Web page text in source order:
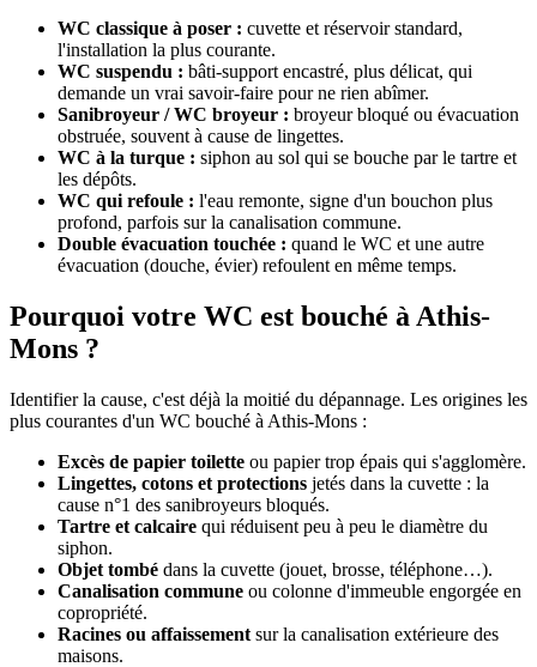
WC classique à poser : cuvette et réservoir standard,
l'installation la plus courante.
WC suspendu : bâti-support encastré, plus délicat, qui
demande un vrai savoir-faire pour ne rien abîmer.
Sanibroyeur / WC broyeur : broyeur bloqué ou évacuation
obstruée, souvent à cause de lingettes.
WC à la turque : siphon au sol qui se bouche par le tartre et
les dépôts.
WC qui refoule : l'eau remonte, signe d'un bouchon plus
profond, parfois sur la canalisation commune.
Double évacuation touchée : quand le WC et une autre
évacuation (douche, évier) refoulent en même temps.
Pourquoi votre WC est bouché à Athis-
Mons ?
Identifier la cause, c'est déjà la moitié du dépannage. Les origines les
plus courantes d'un WC bouché à Athis-Mons :
Excès de papier toilette ou papier trop épais qui s'agglomère.
Lingettes, cotons et protections jetés dans la cuvette : la
cause n°1 des sanibroyeurs bloqués.
Tartre et calcaire qui réduisent peu à peu le diamètre du
siphon.
Objet tombé dans la cuvette (jouet, brosse, téléphone…).
Canalisation commune ou colonne d'immeuble engorgée en
copropriété.
Racines ou affaissement sur la canalisation extérieure des
maisons.